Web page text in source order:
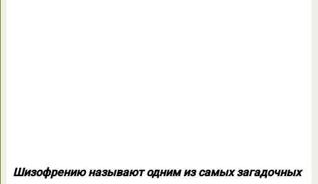
Шизофрению называют одним из самых загадочных